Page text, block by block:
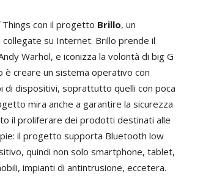
con il progetto Brillo, un
su Internet. Brillo prende il
Warhol, e iconizza la volontà di big G
è creare un sistema operativo con
dispositivi, soprattutto quelli con poca
mira anche a garantire la sicurezza
il proliferare dei prodotti destinati alle
il progetto supporta Bluetooth low
quindi non solo smartphone, tablet,
impianti di antintrusione, eccetera.